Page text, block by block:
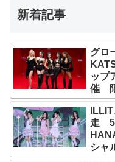
新着記事
グロ
ップ
催
走 5
シャ